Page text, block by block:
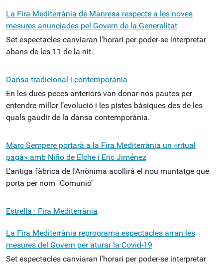
La Fira Mediterrània de Manresa respecte a les noves
mesures anunciades pel Govern de la Generalitat
Set espectacles canviaran l'horari per poder-se interpretar
abans de les 11 de la nit.
Dansa tradicional i contemporània
En les dues peces anteriors van donar-nos pautes per
entendre millor l’evolució i les pistes bàsiques des de les
quals gaudir de la dansa contemporània.
Marc Sempere portarà a la Fira Mediterrània un «ritual
pagà» amb Niño de Elche i Eric Jiménez
L'antiga fàbrica de l'Anònima acollirà el nou muntatge que
porta per nom "Comunió"
Estrella · Fira Mediterrània
La Fira Mediterrània reprograma espectacles arran les
mesures del Govern per aturar la Covid-19
Set espectacles canviaran l'horari per poder-se interpretar